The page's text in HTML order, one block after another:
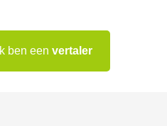
Ik ben een vertaler